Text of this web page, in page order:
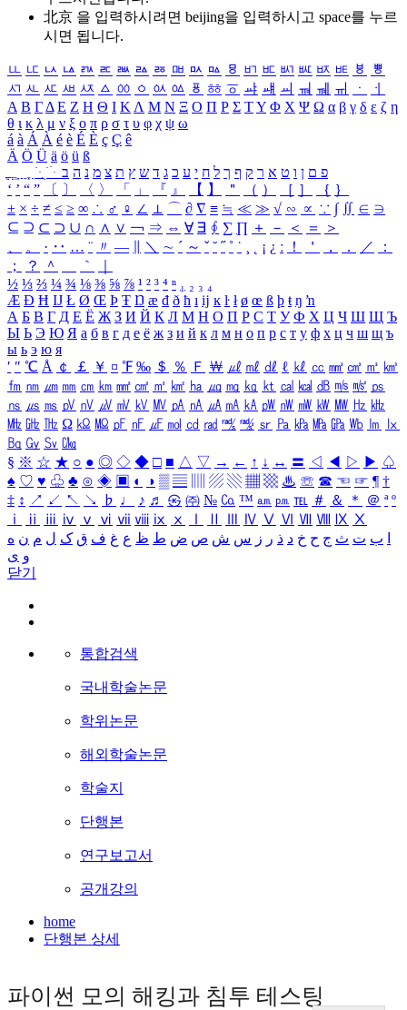
北京 을 입력하시려면 beijing을 입력하시고 space를 누르
시면 됩니다.
ㅥ ㅦ ㅧ ㅨ ㅩ ㅪ ㅫ ㅬ ㅭ ㅮ ㅯ ㅰ ㅱ ㅲ ㅳ ㅴ ㅵ ㅶ ㅷ ㅸ
ㅹ
ㅺ ㅻ ㅼ ㅽ ㅾ ㅿ ㆀ ㆁ ㆂ ㆃ ㆄ ㆅ ㆆ ㆇ ㆈ ㆉ ㆊ ㆋ ㆌ ㆍ
ㆎ
Α Β ΓΔ Ε Ζ Η Θ Ι ΚΛ Μ Ν Ξ Ο Π Ρ Σ ΤΥ Φ Χ Ψ Ω α β γ δ ε ζ η
θ ι κ λ μ ν ξ ο π ρ σ τ υ φ χ ψ ω
á à Á À é è É È ç Ç ê
Ä Ö Ü ä ö ü ß
ִֶֹ ֻּ ׁׂ פ ם ן ו ט א ר ק ף ך ל ח י ע כ ג ד ש ץ ת צ מ נ ה ב
‘ ’ “ ” 〔 〕 〈 〉 「 」 『 』 【 】 ＂ （ ） ［ ］ ｛ ｝
± × ÷ ≠ ≤ ≥ ∞ ∴ ♂ ♀ ∠ ⊥ ⌒ ∂ ∇ ≡ ≒ ≪ ≫ √ ∽ ∝ ∵ ∫ ∬ ∈ ∋
⊆ ⊇ ⊂ ⊃ ∪ ∩ ∧ ∨ ￢ ⇒ ⇔ ∀ ∃ ∮ ∑ ∏ ＋ － ＜ ＝
＞
、
。 · ‥ … ¨ 〃 ― ＼ ∼ ´ ～ ˇ ˘ ˝ ˚ ˙ ¸ ¡ ¿ ː ！ ＇ ， ． ／
：
；
？ ＾ ｀
½ ⅓ ⅔ ¼ ¾ ⅛ ⅜ ⅝ ⅞ ¹ ² ³ ⁴ ⁿ ₁ ₂ ₃ ₄
Æ Ð Ħ Ĳ Ł Ø Œ Þ Ŧ Ŋ æ đ ð ħ ı ĳ ĸ ŀ ł ø œ ß þ ŧ ŋ ŉ
А Б В Г Д Е Ё Ж З И Й К Л М Н О П Р С Т У Ф Х Ц Ч Ш Щ Ъ
Ы Ь Э Ю Я а б в г д е ё ж з и й к л м н о п р с т у ф х ц ч ш щ ъ
ы ь э ю я
′ ″ ℃ Å ￠ ￡ ￥ ¤ ℉ ‰ ＄ ％ Ｆ ￦ ㎕ ㎖ ㎗ ℓ ㎘ ㏄ ㎣ ㎤ ㎥ ㎦
㎙ ㎚ ㎛ ㎜ ㎝ ㎞ ㎟ ㎠ ㎡ ㎢ ㏊ ㎍ ㎎ ㎏ ㏏ ㎈ ㎉ ㏈ ㎧ ㎨ ㎰
㎱ ㎲ ㎳ ㎴ ㎵ ㎶ ㎷ ㎸ ㎹ ㎀ ㎁ ㎂ ㎃ ㎄ ㎺ ㎻ ㎽ ㎾ ㎿ ㎐ ㎑
㎒ ㎓ ㎔ Ω ㏀ ㏁ ㎊ ㎋ ㎌ ㏖ ㏅ ㎭ ㎮ ㎯ ㏛ ㎩ ㎪ ㎫ ㎬ ㏝ ㏐
㏓
㏃ ㏉ ㏜ ㏆
§ ※ ☆ ★ ○ ● ◎ ◇ ◆ □ ■ △ ▽ → ← ↑ ↓ ↔ 〓 ◁ ◀ ▷ ▶ ♤
♠ ♡ ♥ ♧ ♣ ⊙ ◈ ▣ ◐ ◑ ▒ ▤ ▨ ▧ ▦ ▩ ♨ ☏ ☎ ☜ ☞ ¶ †
‡ ↕ ↗ ↙ ↖ ↘ ♭ ♩ ♪ ♬ ㉿ ㈜ № ㏇ ™ ㏂ ㏘ ℡ ＃ ＆ ＊ ＠ ª º
ⅰ
ⅱ ⅲ ⅳ ⅴ ⅵ ⅶ ⅷ ⅸ ⅹ Ⅳ Ⅴ Ⅵ Ⅶ Ⅷ Ⅸ Ⅹ
ب ت ث ج ح خ د ذ ر ز س ش ص ض ط ظ ع غ ف ق ک ل م ن ه
و ی
닫기
통합검색
국내학술논문
학위논문
해외학술논문
학술지
단행본
연구보고서
공개강의
home
단행본 상세
파이썬 모의 해킹과 침투 테스팅